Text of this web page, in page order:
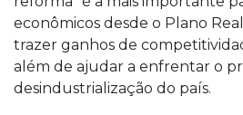
econômicos desde o Plano
trazer ganhos de
além de ajudar a enfrentar o
desindustrialização do país.